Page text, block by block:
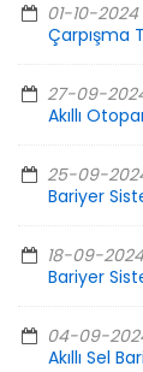
01-10-2024
Çarpışma
27-09-
Akıllı
25-09-
Bariyer
18-09-2024
Bariyer
04-09-
Akıllı Sel